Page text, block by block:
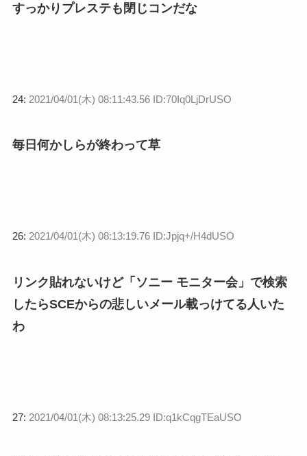
すっかりプレステも閉じコンだな
24: 2021/04/01(木) 08:11:43.56 ID:70Iq0LjDrUSO
毎日何かしらが終わって草
26: 2021/04/01(木) 08:13:19.76 ID:Jpjq+/H4dUSO
リンク貼れないけど「ソニー モニター会」で検索
したらSCEからの悲しいメール載っけてる人いた
わ
27: 2021/04/01(木) 08:13:25.29 ID:q1kCqgTEaUSO